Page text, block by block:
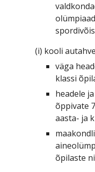
(i) kooli
väga
klassi
headele
õppivate
aasta- ja
õpilaste